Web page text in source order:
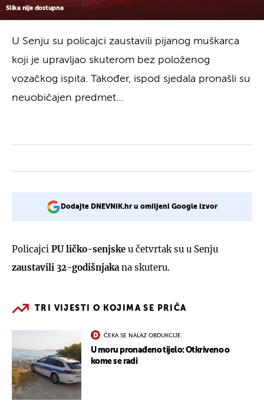
Slika nije dostupna
U Senju su policajci zaustavili pijanog muškarca
koji je upravljao skuterom bez položenog
vozačkog ispita. Također, ispod sjedala pronašli su
neuobičajen predmet...
Dodajte DNEVNIK.hr u omiljeni Google izvor
Policajci PU ličko-senjske u četvrtak su u Senju
zaustavili 32-godišnjaka na skuteru.
TRI VIJESTI O KOJIMA SE PRIČA
ČEKA SE NALAZ OBDUKCIJE
U moru pronađeno tijelo: Otkriveno o
kome se radi